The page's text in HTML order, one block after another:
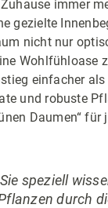
immer
gezielte
nicht nur
Wohlfühloase
einfacher
und robuste
Daumen“ für
speziell
durch